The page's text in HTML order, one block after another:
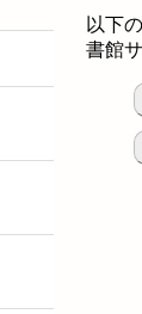
以下
書館